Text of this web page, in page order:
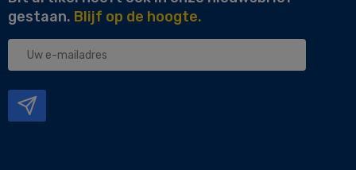
gestaan. Blijf op de hoogte.
Uw